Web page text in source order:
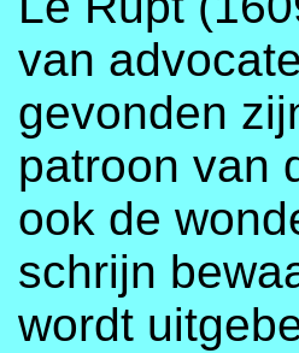
van
gevonden
patroon van
ook de
schrijn
wordt